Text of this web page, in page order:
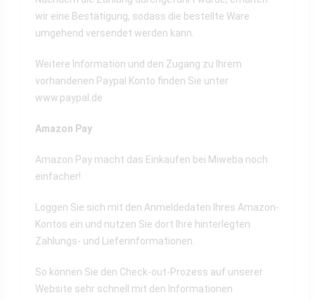
wir eine Bestätigung, sodass die bestellte Ware
umgehend versendet werden kann.
Weitere Information und den Zugang zu Ihrem
vorhandenen Paypal Konto finden Sie unter
www.paypal.de
Amazon Pay
Amazon Pay macht das Einkaufen bei Miweba noch
einfacher!
Loggen Sie sich mit den Anmeldedaten Ihres Amazon-
Kontos ein und nutzen Sie dort Ihre hinterlegten
Zahlungs- und Lieferinformationen.
So können Sie den Check-out-Prozess auf unserer
Website sehr schnell mit den Informationen